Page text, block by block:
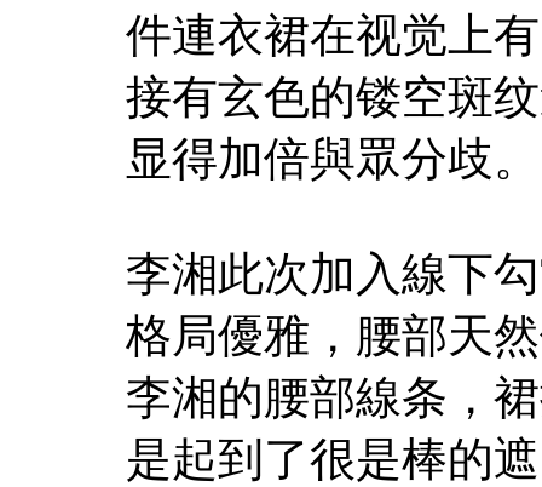
件連衣裙在视觉上
接有玄色的镂空斑
显得加倍與眾分歧。
李湘此次加入線下
格局優雅，腰部天
李湘的腰部線条，
是起到了很是棒的